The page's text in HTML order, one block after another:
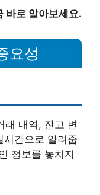
바로 알아보세요.
요성
래 내역, 잔고 변
시간으로 알려줍
정보를 놓치지